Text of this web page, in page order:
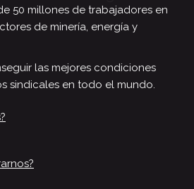
50 millones de trabajadores en
de minería, energía y
las mejores condiciones
sindicales en todo el mundo.